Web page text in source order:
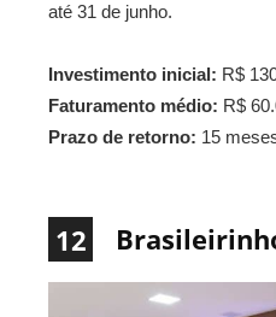
até 31 de junho.
Investimento inicial: R$
Faturamento médio: R$
Prazo de retorno: 15
12